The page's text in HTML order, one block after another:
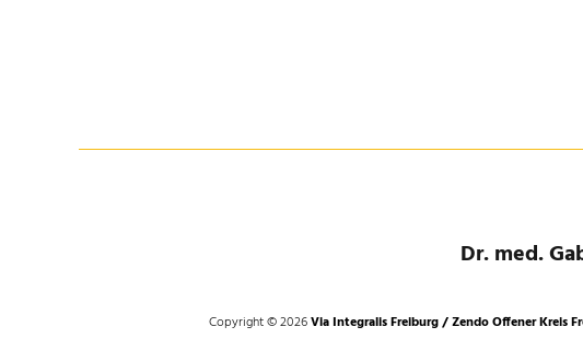
Dr. med.
Copyright © 2026Via Integralis Freiburg / Zendo Offener Kreis